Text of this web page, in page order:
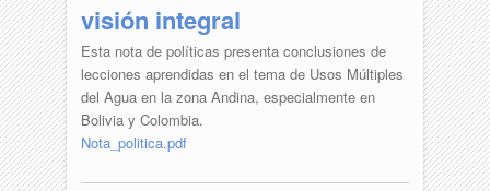
visión integral
Esta nota de políticas presenta conclusiones de
lecciones aprendidas en el tema de Usos Múltiples
del Agua en la zona Andina, especialmente en
Bolivia y Colombia.
Nota_politica.pdf